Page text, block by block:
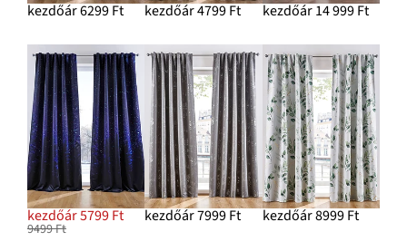
kezdőár 6299 Ft kezdőár 4799 Ft kezdőár 14 999 Ft
kezdőár 5799 Ft
9499 Ft
kezdőár 7999 Ft kezdőár 8999 Ft